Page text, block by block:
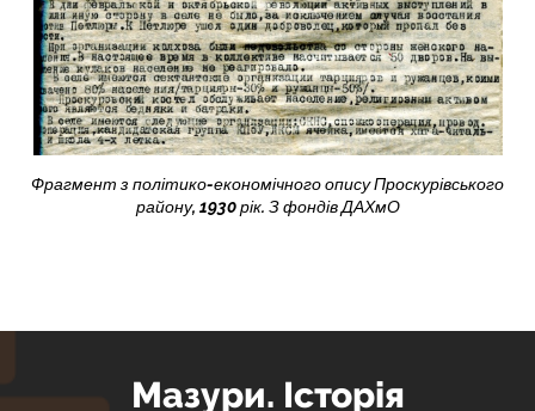
Фрагмент з політико-економічного опису Проскурівського
району, 1930 рік. З фондів ДАХмО
Мазури. Історія